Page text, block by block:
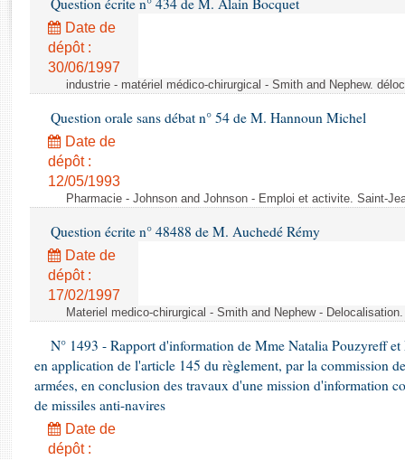
Rapports d'enquête
Rapports législatifs
Rapports sur l'application des lois
Baromètre de l’application des lois
Dossiers législatifs
Budget et sécurité sociale
Questions écrites et orales
Comptes rendus des débats
Question écrite n° 434 de M. Alain Bocquet
Date de
dépôt :
30/06/1997
industrie - matériel médico-chirurgical - Smith and Nephew.
Question orale sans débat n° 54 de M. Hannoun Michel
Date de
dépôt :
12/05/1993
Pharmacie - Johnson and Johnson - Emploi et activite. Saint-
Question écrite n° 48488 de M. Auchedé Rémy
Date de
dépôt :
17/02/1997
Materiel medico-chirurgical - Smith and Nephew -
N° 1493 - Rapport d'information de Mme Natalia Pouzyreff
en application de l'article 145 du règlement, par la commission
armées, en conclusion des travaux d'une mission d'information
de missiles anti-navires
Date de
dépôt :